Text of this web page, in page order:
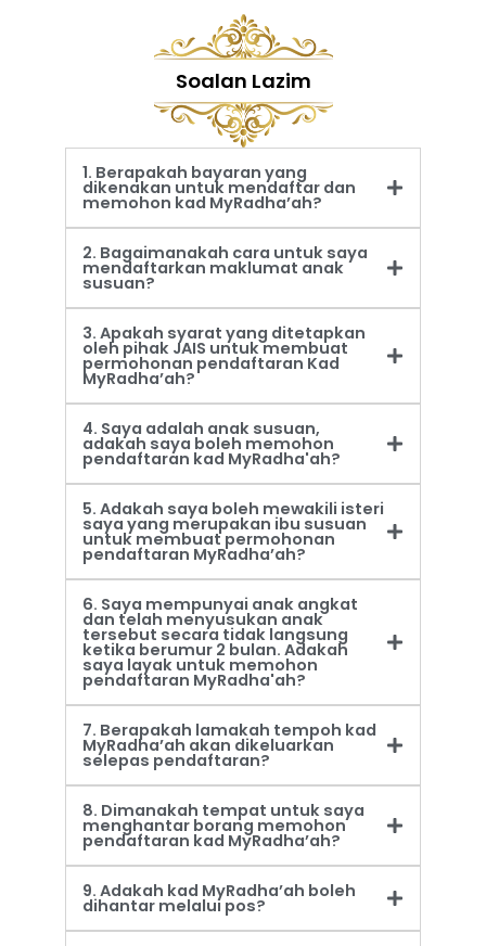
Soalan Lazim
1. Berapakah bayaran yang
dikenakan untuk mendaftar dan
memohon kad MyRadha’ah?
2. Bagaimanakah cara untuk saya
mendaftarkan maklumat anak
susuan?
3. Apakah syarat yang ditetapkan
oleh pihak JAIS untuk membuat
permohonan pendaftaran Kad
MyRadha’ah?
4. Saya adalah anak susuan,
adakah saya boleh memohon
pendaftaran kad MyRadha'ah?
5. Adakah saya boleh mewakili isteri
saya yang merupakan ibu susuan
untuk membuat permohonan
pendaftaran MyRadha’ah?
6. Saya mempunyai anak angkat
dan telah menyusukan anak
tersebut secara tidak langsung
ketika berumur 2 bulan. Adakah
saya layak untuk memohon
pendaftaran MyRadha'ah?
7. Berapakah lamakah tempoh kad
MyRadha’ah akan dikeluarkan
selepas pendaftaran?
8. Dimanakah tempat untuk saya
menghantar borang memohon
pendaftaran kad MyRadha’ah?
9. Adakah kad MyRadha’ah boleh
dihantar melalui pos?